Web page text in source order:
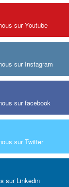
sur Youtube
sur Instagram
sur facebook
sur Twitter
sur Linkedin